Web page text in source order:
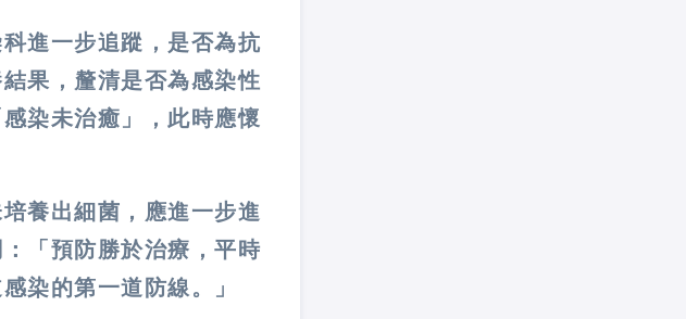
進一步追蹤，是否為抗
果，釐清是否為感染性
染未治癒」，此時應懷
養出細菌，應進一步進
「預防勝於治療， 平時
染的第一道防線。」